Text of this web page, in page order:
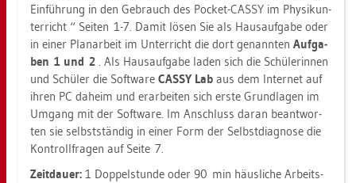
Ein­füh­rung in den Ge­brauch des Po­cket-CASSY im Phy­sik­un­
ter­richt
Sei­ten 1-7. Damit lösen Sie als Haus­auf­ga­be oder
in einer Pla­n­ar­beit im Un­ter­richt die dort ge­nann­ten Auf­ga­
ben 1 und 2 . Als Haus­auf­ga­be laden sich die Schü­le­rin­nen
und Schü­ler die Soft­ware CASSY Lab aus dem In­ter­net auf
ihren PC da­heim und er­ar­bei­ten sich erste Grund­la­gen im
Um­gang mit der Soft­ware. Im An­schluss daran be­ant­wor­
ten sie selbst­stän­dig in einer Form der Selbst­dia­gno­se die
Kon­troll­fra­gen auf Seite 7.
Zeit­dau­er: 1 Dop­pel­stun­de oder 90 min häus­li­che Ar­beits­